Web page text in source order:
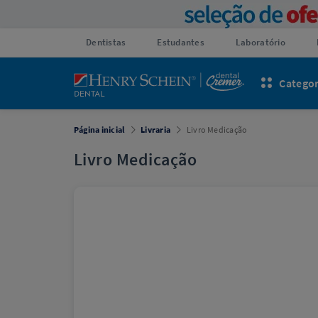
Dentistas Estudantes Laboratório
Página inicial Livraria Livro Medicação
Livro Medicação